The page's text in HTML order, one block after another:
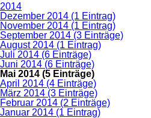
2014
Dezember 2014 (1 Eintrag)
November 2014 (1 Eintrag)
September 2014 (3 Einträge)
August 2014 (1 Eintrag)
Juli 2014 (6 Einträge)
Juni 2014 (6 Einträge)
Mai 2014 (5 Einträge)
April 2014 (4 Einträge)
März 2014 (3 Einträge)
Februar 2014 (2 Einträge)
Januar 2014 (1 Eintrag)